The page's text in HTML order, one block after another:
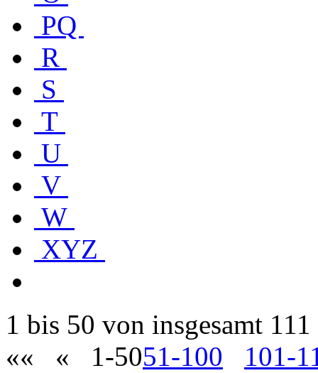
PQ
R
S
T
U
V
W
XYZ
1 bis 50 von insgesamt 111
««
« 1-5051-100 101-